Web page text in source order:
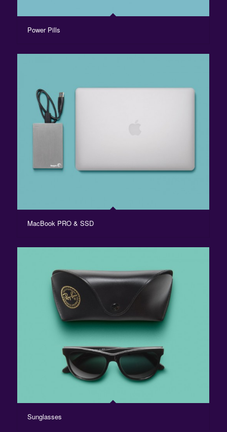
Power Pills
MacBook PRO & SSD
Sunglasses